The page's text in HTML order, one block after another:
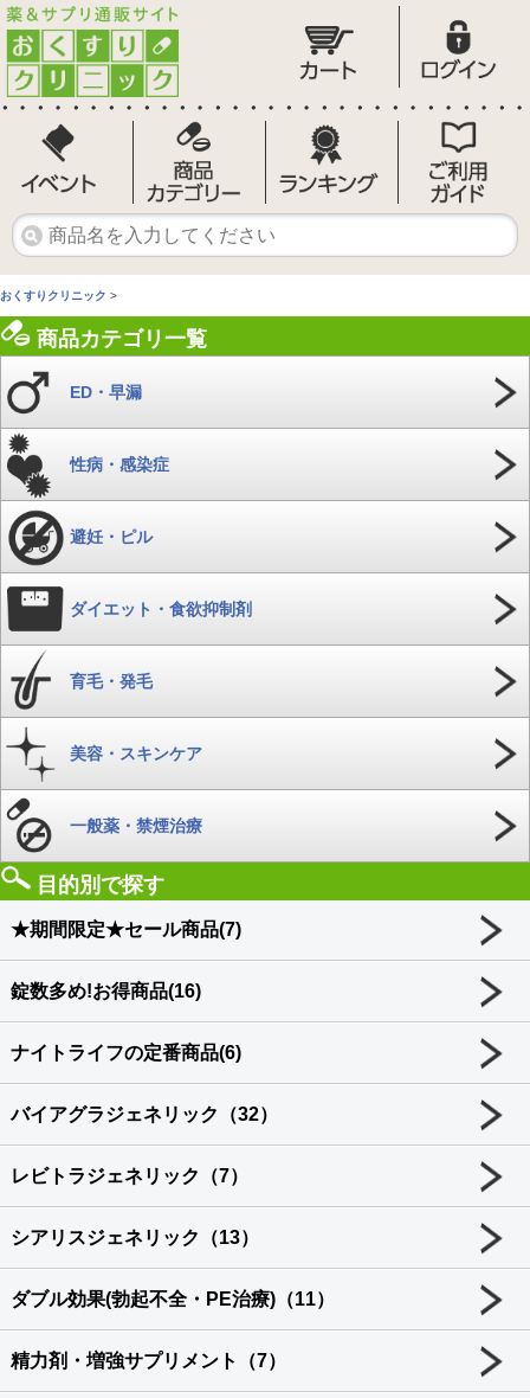
おくすりクリニック >
商品カテゴリ一覧
ED・早漏
性病・感染症
避妊・ピル
ダイエット・食欲抑制剤
育毛・発毛
美容・スキンケア
一般薬・禁煙治療
目的別で探す
★期間限定★セール商品(7)
錠数多め!お得商品(16)
ナイトライフの定番商品(6)
バイアグラジェネリック（32）
レビトラジェネリック（7）
シアリスジェネリック（13）
ダブル効果(勃起不全・PE治療)（11）
精力剤・増強サプリメント（7）